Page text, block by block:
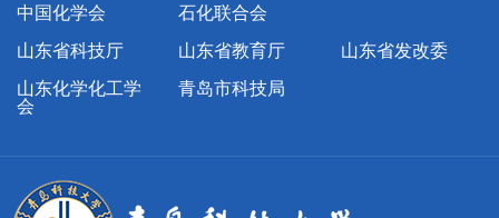
中国化学会
石化联合会
山东省科技厅
山东省教育厅
山东省发改委
山东化学化工学
会
青岛市科技局